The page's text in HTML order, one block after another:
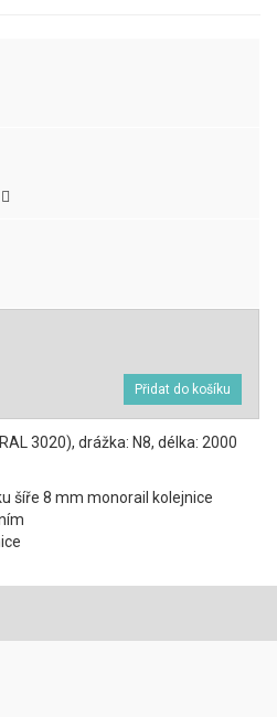
3020), drážka: N8, délka: 2000
šíře 8 mm monorail kolejnice